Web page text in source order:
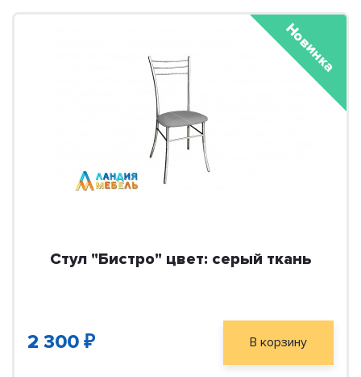
Стул "Бистро" цвет: серый ткань
2 300 ₽ В корзину
Новинка